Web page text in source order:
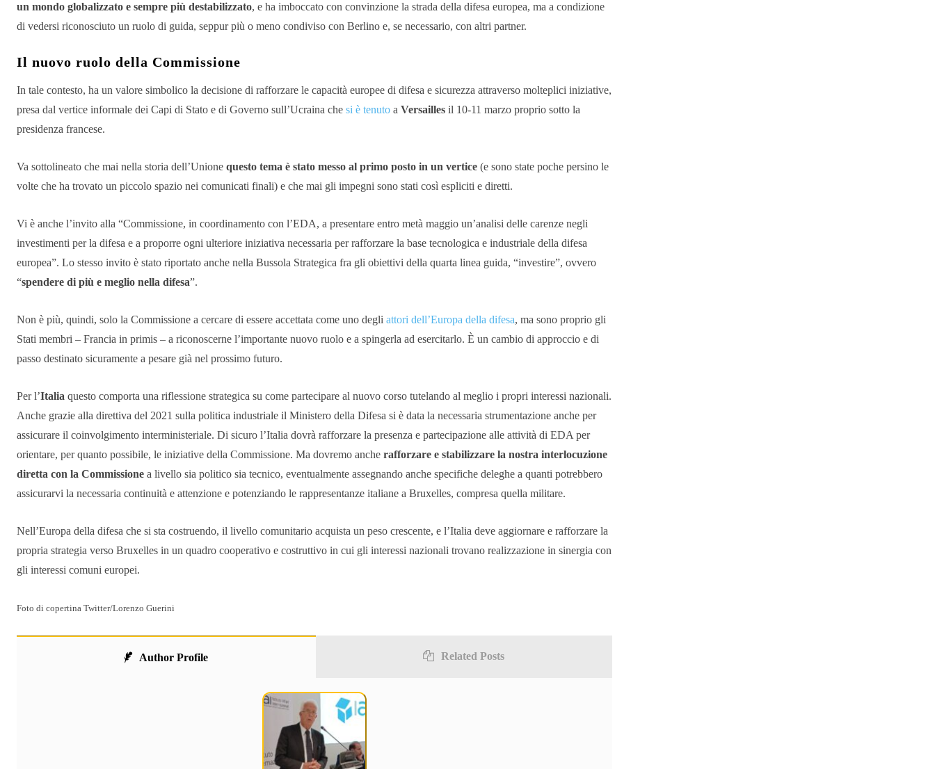
un mondo globalizzato e sempre più destabilizzato, e ha imboccato con convinzione la strada della difesa europea, ma a condizione
di vedersi riconosciuto un ruolo di guida, seppur più o meno condiviso con Berlino e, se necessario, con altri partner.
Il nuovo ruolo della Commissione
In tale contesto, ha un valore simbolico la decisione di rafforzare le capacità europee di difesa e sicurezza attraverso molteplici iniziative,
presa dal vertice informale dei Capi di Stato e di Governo sull’Ucraina che si è tenuto a Versailles il 10-11 marzo proprio sotto la
presidenza francese.
Va sottolineato che mai nella storia dell’Unione questo tema è stato messo al primo posto in un vertice (e sono state poche persino le
volte che ha trovato un piccolo spazio nei comunicati finali) e che mai gli impegni sono stati così espliciti e diretti.
Vi è anche l’invito alla “Commissione, in coordinamento con l’EDA, a presentare entro metà maggio un’analisi delle carenze negli
investimenti per la difesa e a proporre ogni ulteriore iniziativa necessaria per rafforzare la base tecnologica e industriale della difesa
europea”. Lo stesso invito è stato riportato anche nella Bussola Strategica fra gli obiettivi della quarta linea guida, “investire”, ovvero
“spendere di più e meglio nella difesa”.
Non è più, quindi, solo la Commissione a cercare di essere accettata come uno degli attori dell’Europa della difesa, ma sono proprio gli
Stati membri – Francia in primis – a riconoscerne l’importante nuovo ruolo e a spingerla ad esercitarlo. È un cambio di approccio e di
passo destinato sicuramente a pesare già nel prossimo futuro.
Per l’Italia questo comporta una riflessione strategica su come partecipare al nuovo corso tutelando al meglio i propri interessi nazionali.
Anche grazie alla direttiva del 2021 sulla politica industriale il Ministero della Difesa si è data la necessaria strumentazione anche per
assicurare il coinvolgimento interministeriale. Di sicuro l’Italia dovrà rafforzare la presenza e partecipazione alle attività di EDA per
orientare, per quanto possibile, le iniziative della Commissione. Ma dovremo anche rafforzare e stabilizzare la nostra interlocuzione
diretta con la Commissione a livello sia politico sia tecnico, eventualmente assegnando anche specifiche deleghe a quanti potrebbero
assicurarvi la necessaria continuità e attenzione e potenziando le rappresentanze italiane a Bruxelles, compresa quella militare.
Nell’Europa della difesa che si sta costruendo, il livello comunitario acquista un peso crescente, e l’Italia deve aggiornare e rafforzare la
propria strategia verso Bruxelles in un quadro cooperativo e costruttivo in cui gli interessi nazionali trovano realizzazione in sinergia con
gli interessi comuni europei.
Foto di copertina Twitter/Lorenzo Guerini
Author Profile Related Posts